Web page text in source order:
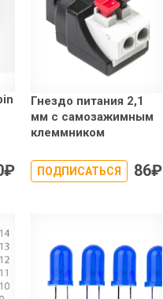
₽
Гнездо питания 2,1
мм с самозажимным
клеммником
ПОДПИСАТЬСЯ 86₽